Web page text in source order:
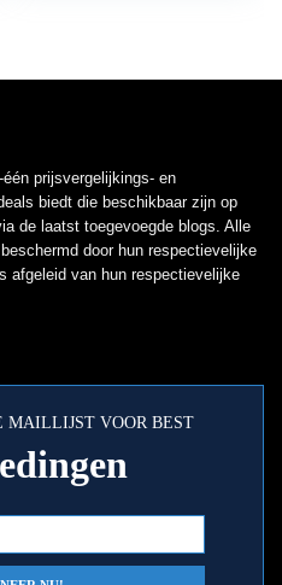
prijsvergelijkings- en
biedt die beschikbaar zijn op
de laatst toegevoegde blogs. Alle
door hun respectievelijke
afgeleid van hun respectievelijke
MAILLIJST VOOR BEST